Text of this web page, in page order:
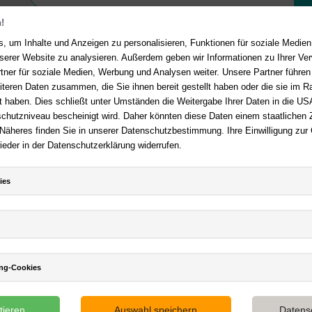
um Inhalte und Anzeigen zu personalisieren, Funktionen für soziale
Website zu analysieren. Außerdem geben wir Informationen zu Ihrer
für soziale Medien, Werbung und Analysen weiter. Unsere Partner
Daten zusammen, die Sie ihnen bereit gestellt haben oder die sie im
haben. Dies schließt unter Umständen die Weitergabe Ihrer Daten in die
bescheinigt wird. Daher könnten diese Daten einem staatlichen
finden Sie in unserer Datenschutzbestimmung. Ihre Einwilligung zur
in der Datenschutzerklärung widerrufen.
Cookies
Fragen?
Hier finden Sie
auf häufig gestellte Fragen.
E-Mail:service@deutsche-
(0)511 - 982 684 41
Ihre Vorteile bei uns
Kostenloser Versand ab 36,-
Bestellwert
Sicherer Online Shop und
SSL-Verschlüsselung